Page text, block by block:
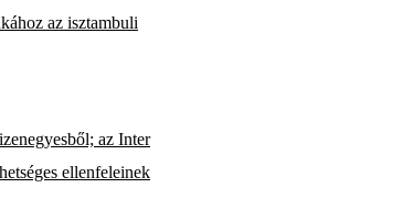
az isztambuli
az Inter
ellenfeleinek